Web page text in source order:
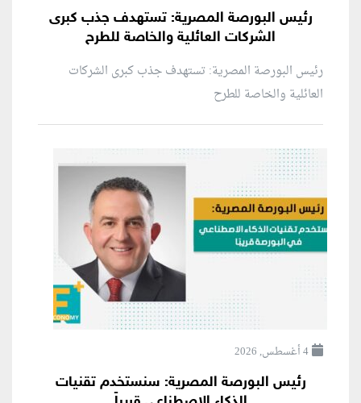
رئيس البورصة المصرية: تستهدف جذب كبرى
الشركات العائلية والخاصة للطرح
رئيس البورصة المصرية: تستهدف جذب كبرى الشركات
العائلية والخاصة للطرح
4 أغسطس, 2026
رئيس البورصة المصرية: سنستخدم تقنيات